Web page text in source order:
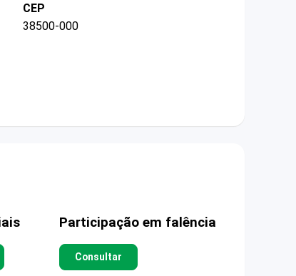
CEP
38500-000
Participação em falência
Consultar